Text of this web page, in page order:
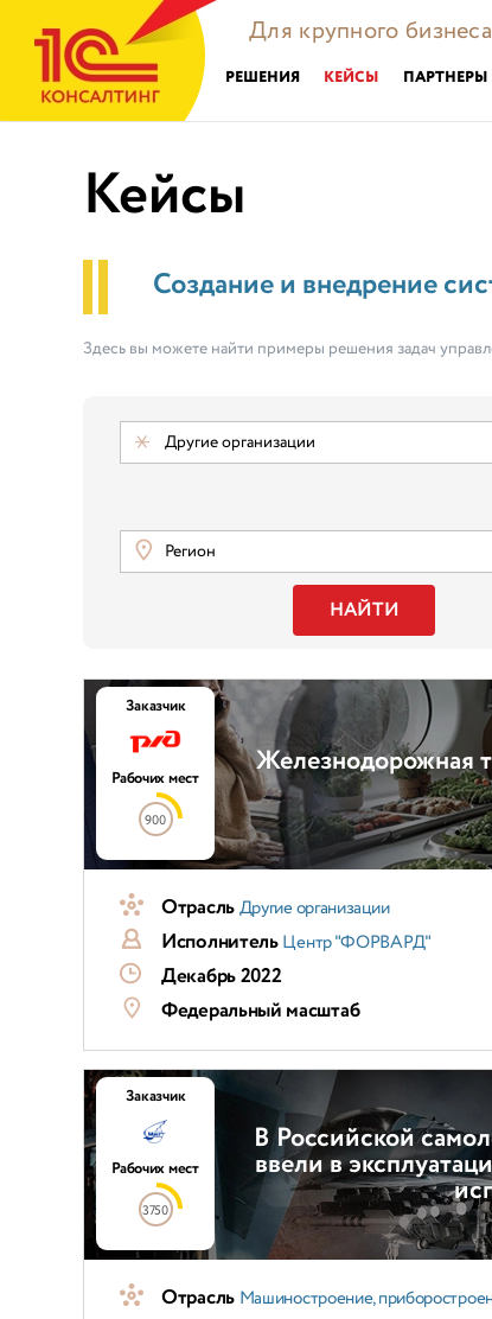
Для крупного
РЕШЕНИЯ КЕЙСЫ ПАРТНЕРЫ
Кейсы
Создание и внедрение
Здесь вы можете найти примеры решения задач
Другие организации
Регион
НАЙТИ
Железнодорожная
Заказчик
Рабочих мест
900
ОтрасльДругие организации
ИсполнительЦентр "ФОРВАРД"
Декабрь 2022
Федеральный масштаб
В Российской
ввели в
Заказчик
Рабочих мест
3750
Отрасль Машиностроение,